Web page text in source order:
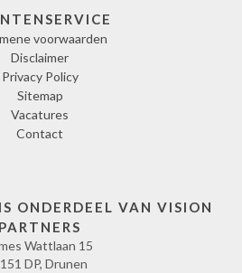
voorwaarden
Disclaimer
Privacy Policy
Sitemap
Vacatures
Contact
ONDERDEEL VAN VISION
PARTNERS
Wattlaan 15
DP, Drunen